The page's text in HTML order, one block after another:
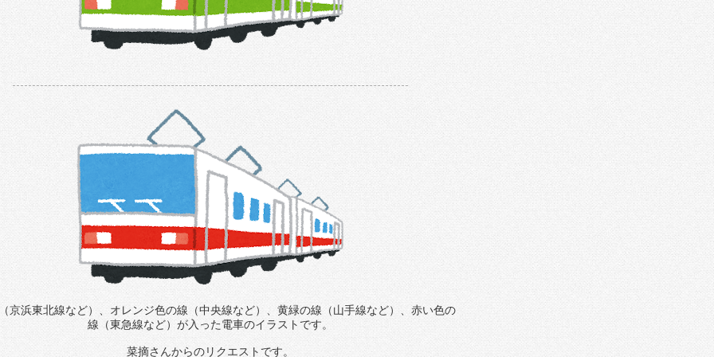
京浜東北線など）、オレンジ色の線（中央線など）、黄緑の線（山手線など）、赤い色の
線（東急線など）が入った電車のイラストです。
菜摘さんからのリクエストです。